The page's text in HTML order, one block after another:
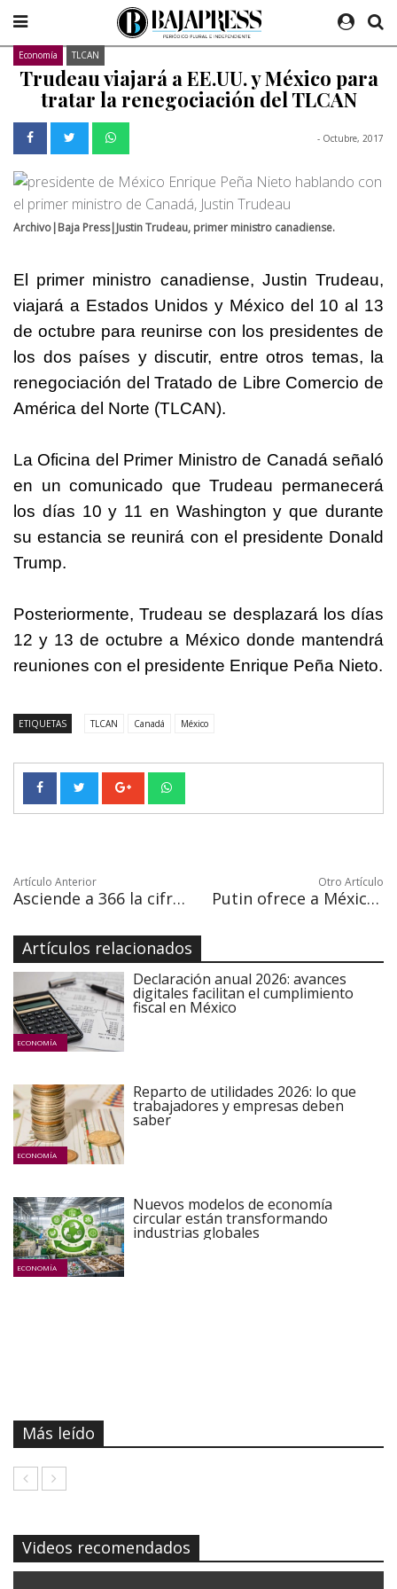
Economía TLCAN
Trudeau viajará a EE.UU. y México para
tratar la renegociación del TLCAN
- Octubre, 2017
Archivo|Baja Press|Justin Trudeau, primer ministro canadiense.
El primer ministro canadiense, Justin Trudeau,
viajará a Estados Unidos y México del 10 al 13
de octubre para reunirse con los presidentes de
los dos países y discutir, entre otros temas, la
renegociación del Tratado de Libre Comercio de
América del Norte (TLCAN).
La Oficina del Primer Ministro de Canadá señaló
en un comunicado que Trudeau permanecerá
los días 10 y 11 en Washington y que durante
su estancia se reunirá con el presidente Donald
Trump.
Posteriormente, Trudeau se desplazará los días
12 y 13 de octubre a México donde mantendrá
reuniones con el presidente Enrique Peña Nieto.
ETIQUETAS TLCAN Canadá México
Artículo Anterior
Asciende a 366 la cifra de muertos en terremoto de 19 de septiembre en México
Otro Artículo
Putin ofrece a México más ayuda por el terremoto al recibir cartas embajadora
Artículos relacionados
ECONOMÍA
Declaración anual 2026: avances
digitales facilitan el cumplimiento
fiscal en México
ECONOMÍA
Reparto de utilidades 2026: lo que
trabajadores y empresas deben
saber
ECONOMÍA
Nuevos modelos de economía
circular están transformando
industrias globales
Más leído
Videos recomendados